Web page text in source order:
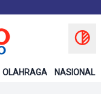
OLAHRAGA NASIONAL